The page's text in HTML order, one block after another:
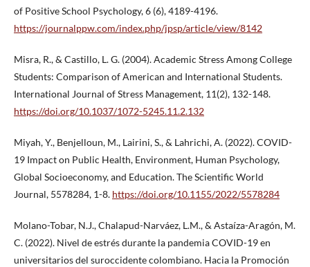
of Positive School Psychology, 6 (6), 4189-4196.
https://journalppw.com/index.php/jpsp/article/view/8142
Misra, R., & Castillo, L. G. (2004). Academic Stress Among College
Students: Comparison of American and International Students.
International Journal of Stress Management, 11(2), 132-148.
https://doi.org/10.1037/1072-5245.11.2.132
Miyah, Y., Benjelloun, M., Lairini, S., & Lahrichi, A. (2022). COVID-
19 Impact on Public Health, Environment, Human Psychology,
Global Socioeconomy, and Education. The Scientific World
Journal, 5578284, 1-8. https://doi.org/10.1155/2022/5578284
Molano-Tobar, N.J., Chalapud-Narváez, L.M., & Astaíza-Aragón, M.
C. (2022). Nivel de estrés durante la pandemia COVID-19 en
universitarios del suroccidente colombiano. Hacia la Promoción